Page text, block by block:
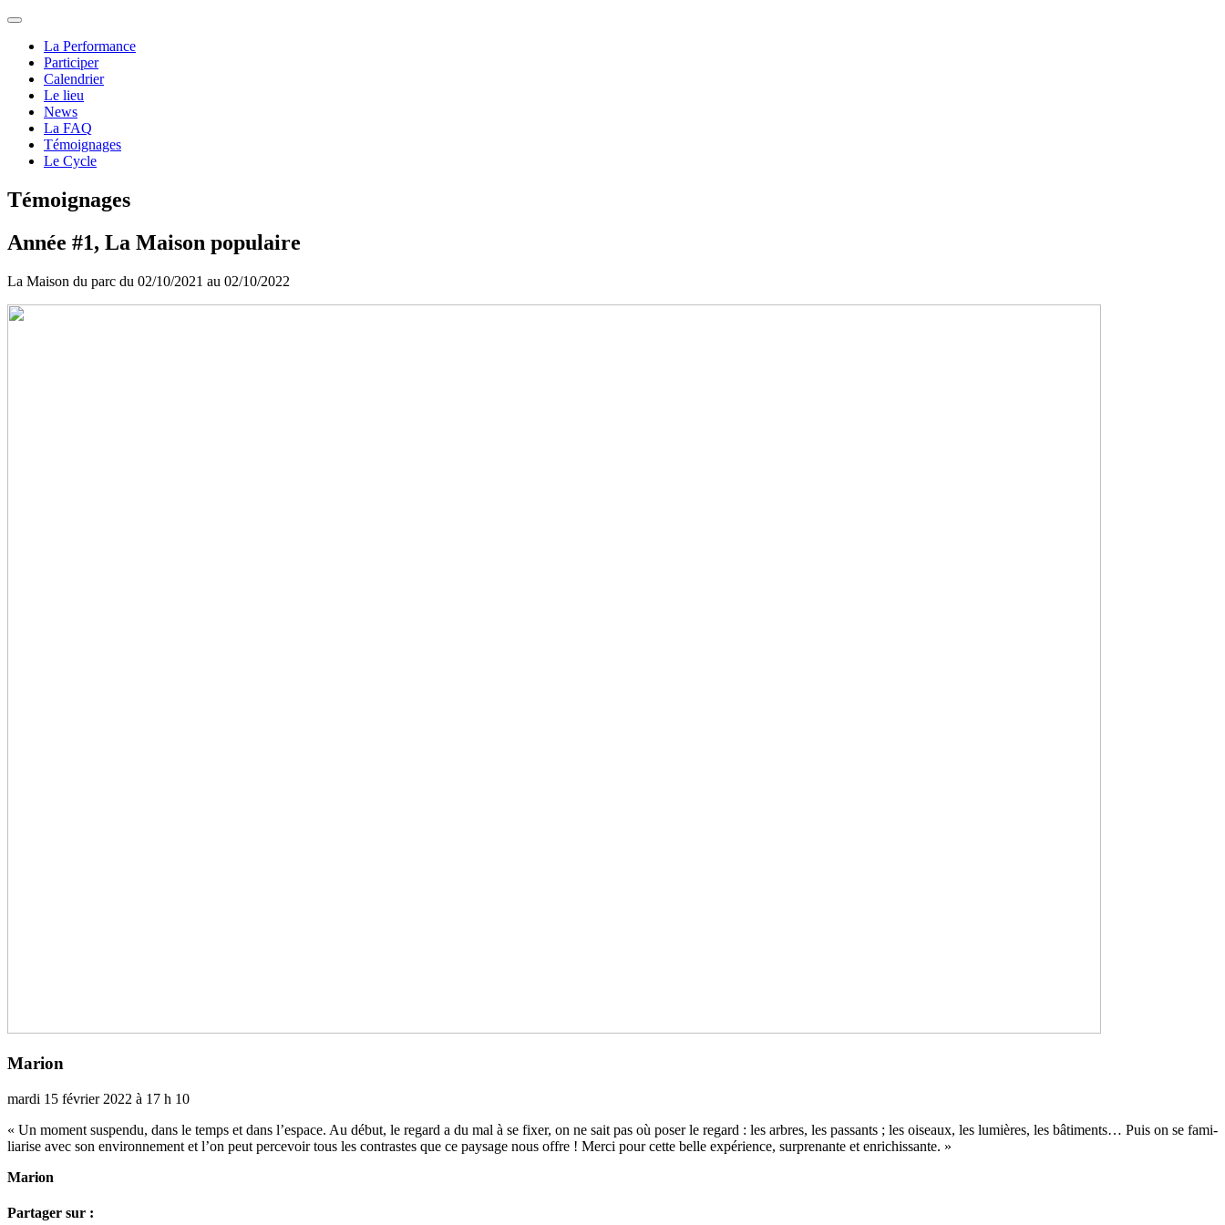
La Performance
Participer
Calendrier
Le lieu
News
La FAQ
Témoignages
Le Cycle
Témoignages
Année #1, La Maison populaire
La Maison du parc du 02/10/2021 au 02/10/2022
Marion
mardi 15 février 2022 à 17 h 10
« Un moment sus­pendu, dans le temps et dans l’espace. Au début, le regard a du mal à se fixer, on ne sait pas où poser le regard : les arbres, les pas­sants ; les oiseaux, les lumiè­res, les bâti­ments… Puis on se fami­
lia­rise avec son envi­ron­ne­ment et l’on peut per­ce­voir tous les contras­tes que ce pay­sage nous offre ! Merci pour cette belle expé­rience, sur­pre­nante et enri­chis­sante. »
Marion
Partager sur :